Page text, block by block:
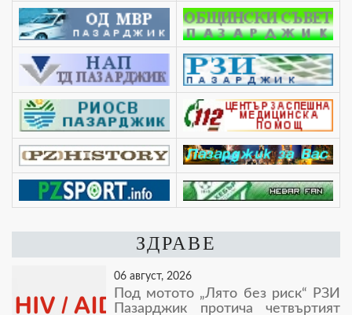
ЗДРАВЕ
06 август, 2026
Под мотото „Лято без риск“ РЗИ
Пазарджик протича четвъртият